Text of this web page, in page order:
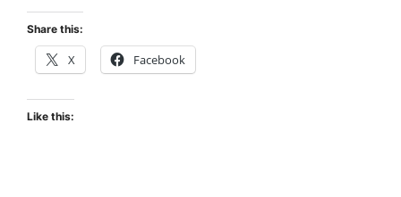
Share this:
X Facebook
Like this: